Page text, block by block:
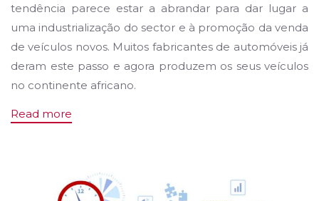
tendência parece estar a abrandar para dar lugar a
uma industrialização do sector e à promoção da venda
de veículos novos. Muitos fabricantes de automóveis já
deram este passo e agora produzem os seus veículos
no continente africano.
Read more